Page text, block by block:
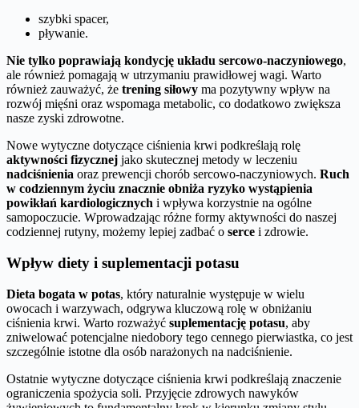
szybki spacer,
pływanie.
Nie tylko poprawiają kondycję układu sercowo-naczyniowego,
ale również pomagają w utrzymaniu prawidłowej wagi. Warto
również zauważyć, że trening siłowy ma pozytywny wpływ na
rozwój mięśni oraz wspomaga metabolic, co dodatkowo zwiększa
nasze zyski zdrowotne.
Nowe wytyczne dotyczące ciśnienia krwi podkreślają rolę
aktywności fizycznej jako skutecznej metody w leczeniu
nadciśnienia oraz prewencji chorób sercowo-naczyniowych. Ruch
w codziennym życiu znacznie obniża ryzyko wystąpienia
powikłań kardiologicznych i wpływa korzystnie na ogólne
samopoczucie. Wprowadzając różne formy aktywności do naszej
codziennej rutyny, możemy lepiej zadbać o serce i zdrowie.
Wpływ diety i suplementacji potasu
Dieta bogata w potas, który naturalnie występuje w wielu
owocach i warzywach, odgrywa kluczową rolę w obniżaniu
ciśnienia krwi. Warto rozważyć suplementację potasu, aby
zniwelować potencjalne niedobory tego cennego pierwiastka, co jest
szczególnie istotne dla osób narażonych na nadciśnienie.
Ostatnie wytyczne dotyczące ciśnienia krwi podkreślają znaczenie
ograniczenia spożycia soli. Przyjęcie zdrowych nawyków